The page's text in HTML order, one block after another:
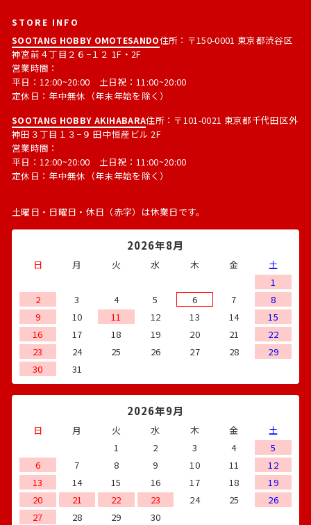
STORE INFO
SOOTANG HOBBY OMOTESANDO住所：〒150-0001 東京都渋谷区
神宮前４丁目２６−１２ 1F・2F
営業時間：
平日：12:00~20:00 土日祝：11:00~20:00
定休日：年中無休（年末年始を除く）
SOOTANG HOBBY AKIHABARA住所：〒101-0021 東京都千代田区外
神田３丁目１３−９ 田中恒産ビル 2F
営業時間：
平日：12:00~20:00 土日祝：11:00~20:00
定休日：年中無休（年末年始を除く）
土曜日・日曜日・休日（赤字）は休業日です。
2026年8月
日 月 火 水 木 金
土
1
2
3 4 5 6 7
8
9
10 11 12 13 14
15
16
17 18 19 20 21
22
23
24 25 26 27 28
29
30
31
2026年9月
日 月 火 水 木 金
土
1
2 3 4
5
6
7 8 9 10 11
12
13
14 15 16 17 18
19
20
21 22 23 24 25
26
27
28 29 30